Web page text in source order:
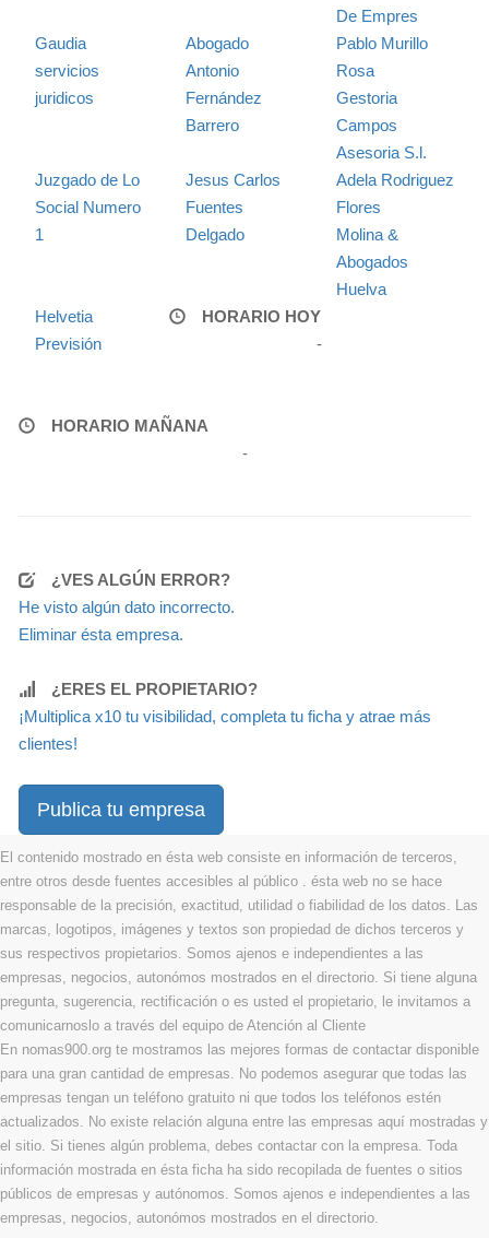
De Empres
Gaudia
servicios
juridicos
Abogado
Antonio
Fernández
Barrero
Pablo Murillo
Rosa
Gestoria
Campos
Asesoria S.l.
Juzgado de Lo
Social Numero
1
Jesus Carlos
Fuentes
Delgado
Adela Rodriguez
Flores
Molina &
Abogados
Huelva
Helvetia
Previsión
HORARIO HOY
-
HORARIO MAÑANA
-
¿VES ALGÚN ERROR?
He visto algún dato incorrecto.
Eliminar ésta empresa.
¿ERES EL PROPIETARIO?
¡Multiplica x10 tu visibilidad, completa tu ficha y atrae más
clientes!
Publica tu empresa
El contenido mostrado en ésta web consiste en información de terceros,
entre otros desde fuentes accesibles al público . ésta web no se hace
responsable de la precisión, exactitud, utilidad o fiabilidad de los datos. Las
marcas, logotipos, imágenes y textos son propiedad de dichos terceros y
sus respectivos propietarios. Somos ajenos e independientes a las
empresas, negocios, autonómos mostrados en el directorio. Si tiene alguna
pregunta, sugerencia, rectificación o es usted el propietario, le invitamos a
comunicarnoslo a través del equipo de Atención al Cliente
En nomas900.org te mostramos las mejores formas de contactar disponible
para una gran cantidad de empresas. No podemos asegurar que todas las
empresas tengan un teléfono gratuito ni que todos los teléfonos estén
actualizados. No existe relación alguna entre las empresas aquí mostradas y
el sitio. Si tienes algún problema, debes contactar con la empresa. Toda
información mostrada en ésta ficha ha sido recopilada de fuentes o sitios
públicos de empresas y autónomos. Somos ajenos e independientes a las
empresas, negocios, autonómos mostrados en el directorio.